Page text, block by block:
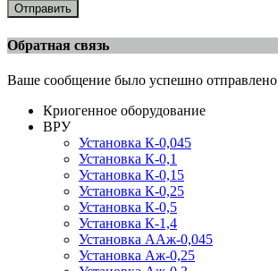
Отправить
Обратная связь
Ваше сообщение было успешно отправлено
Криогенное оборудование
ВРУ
Установка К-0,045
Установка К-0,1
Установка К-0,15
Установка К-0,25
Установка К-0,5
Установка К-1,4
Установка ААж-0,045
Установка Аж-0,25